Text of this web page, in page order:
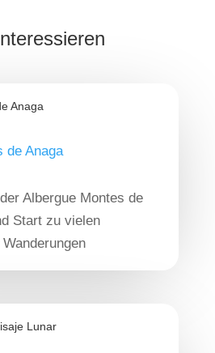
Anaga
Albergue Montes de
Start zu vielen
Lunar